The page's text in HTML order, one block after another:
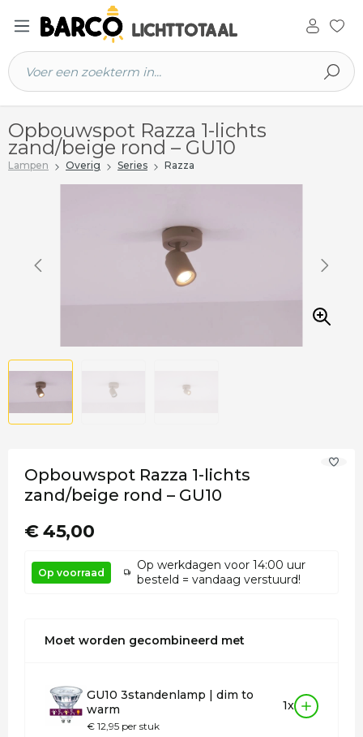
hoofdinhoud
Opbouwspot Razza 1-lichts
zand/beige rond – GU10
Lampen Overig Series Razza
Opbouwspot Razza 1-lichts
zand/beige rond – GU10
€ 45,00
Op voorraad
Op werkdagen voor 14:00 uur
besteld = vandaag verstuurd!
Moet worden gecombineerd met
GU10 3standenlamp | dim to
warm
€ 12,95 per stuk
1x